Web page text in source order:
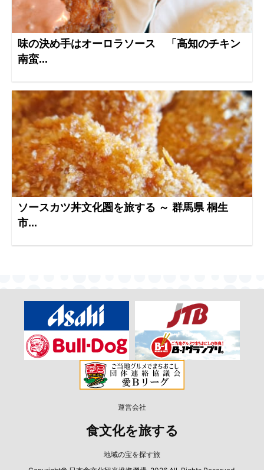
味の決め手はオーロラソース 「高知のチキン
南蛮...
ソースカツ丼文化圏を旅する ～ 群馬県 桐生
市...
運営会社
食文化を旅する
地域の宝を探す旅